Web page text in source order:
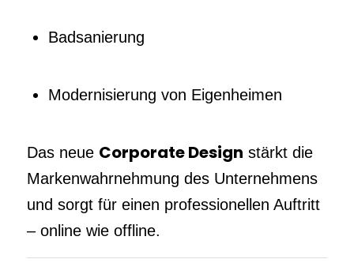
Badsanierung
Modernisierung von Eigenheimen
Das neue Corporate Design stärkt die
Markenwahrnehmung des Unternehmens
und sorgt für einen professionellen Auftritt
– online wie offline.